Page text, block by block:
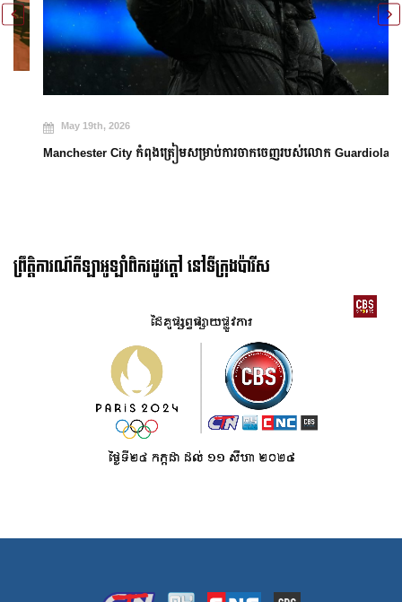
May 19th, 2026
Manchester City កំពុងត្រៀមសម្រាប់ការចាកចេញរបស់លោក Guardiola
ព្រឹត្តិការណ៍កីឡាអូឡាំពិករដូវក្ដៅ នៅទីក្រុងប៉ារីស